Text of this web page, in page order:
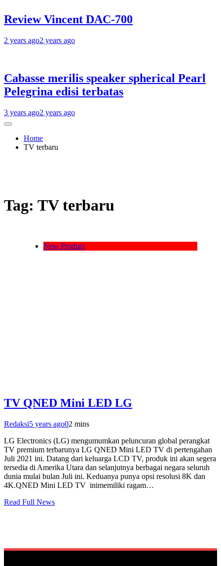
Review Vincent DAC-700
2 years ago2 years ago
Cabasse merilis speaker spherical Pearl
Pelegrina edisi terbatas
3 years ago2 years ago
Home
TV terbaru
Tag: TV terbaru
New Product
TV QNED Mini LED LG
Redaksi5 years ago02 mins
LG Electronics (LG) mengumumkan peluncuran global perangkat
TV premium terbarunya LG QNED Mini LED TV di pertengahan
Juli 2021 ini. Datang dari keluarga LCD TV, produk ini akan segera
tersedia di Amerika Utara dan selanjutnya berbagai negara seluruh
dunia mulai bulan Juli ini. Keduanya punya opsi resolusi 8K dan
4K.QNED Mini LED TV inimemiliki ragam…
Read Full News